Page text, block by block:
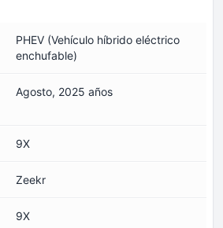
PHEV (Vehículo híbrido eléctrico
enchufable)
Agosto, 2025 años
9X
Zeekr
9X